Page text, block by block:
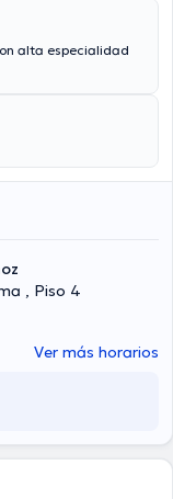
alta especialidad
, Piso 4
Ver más horarios